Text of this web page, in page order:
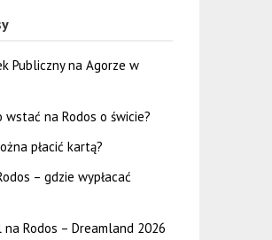
Publiczny na Agorze w
na Rodos o świcie?
płacić kartą?
– gdzie wypłacać
Rodos – Dreamland 2026